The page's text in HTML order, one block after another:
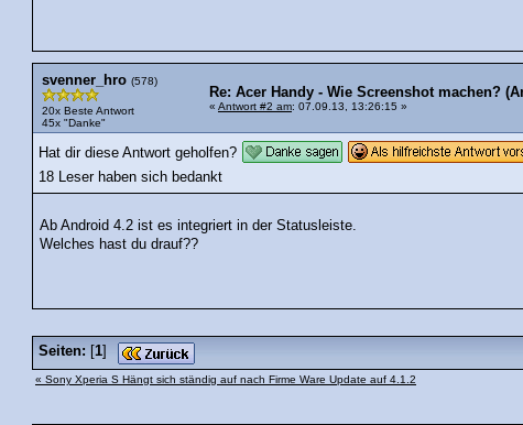
svenner_hro (578)
20x Beste Antwort
45x "Danke"
Re: Acer Handy - Wie Screenshot machen?
« Antwort #2 am: 07.09.13, 13:26:15 »
Hat dir diese Antwort geholfen?
18 Leser haben sich bedankt
Ab Android 4.2 ist es integriert in der Statusleiste.
Welches hast du drauf??
Seiten: [1]
« Sony Xperia S Hängt sich ständig auf nach Firme Ware Update auf 4.1.2